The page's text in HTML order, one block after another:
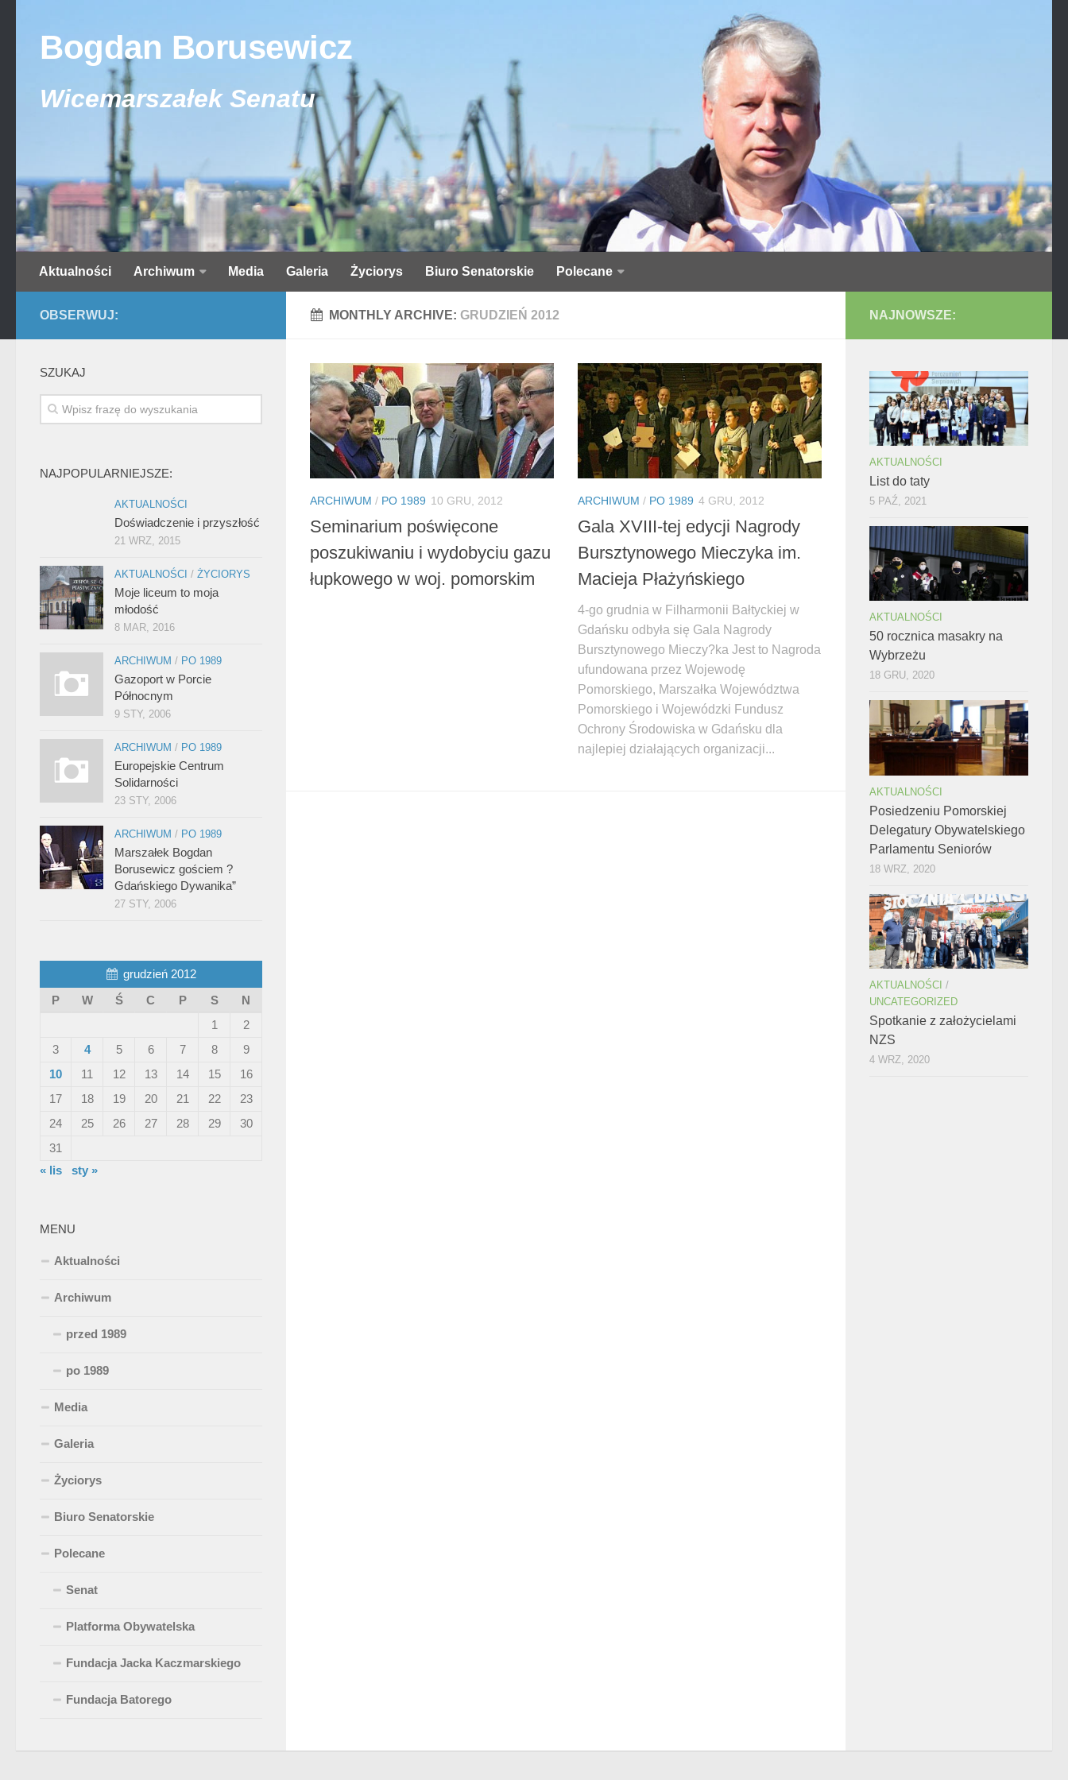
Bogdan Borusewicz
Wicemarszałek Senatu
Aktualności Archiwum Media Galeria Życiorys Biuro Senatorskie Polecane
MONTHLY ARCHIVE: GRUDZIEŃ 2012
ARCHIWUM / PO 1989 10 GRU, 2012
Seminarium poświęcone
poszukiwaniu i wydobyciu gazu
łupkowego w woj. pomorskim
ARCHIWUM / PO 1989 4 GRU, 2012
Gala XVIII-tej edycji Nagrody
Bursztynowego Mieczyka im.
Macieja Płażyńskiego
4-go grudnia w Filharmonii Bałtyckiej w
Gdańsku odbyła się Gala Nagrody
Bursztynowego Mieczy?ka Jest to Nagroda
ufundowana przez Wojewodę
Pomorskiego, Marszałka Województwa
Pomorskiego i Wojewódzki Fundusz
Ochrony Środowiska w Gdańsku dla
najlepiej działających organizacji...
OBSERWUJ:
SZUKAJ
NAJPOPULARNIEJSZE:
AKTUALNOŚCI
Doświadczenie i przyszłość
21 WRZ, 2015
AKTUALNOŚCI / ŻYCIORYS
Moje liceum to moja
młodość
8 MAR, 2016
ARCHIWUM / PO 1989
Gazoport w Porcie
Północnym
9 STY, 2006
ARCHIWUM / PO 1989
Europejskie Centrum
Solidarności
23 STY, 2006
ARCHIWUM / PO 1989
Marszałek Bogdan
Borusewicz gościem ?
Gdańskiego Dywanika”
27 STY, 2006
grudzień 2012
P
W Ś C P S
N
1
2
3
4 5 6 7 8
9
10
11 12 13 14 15
16
17
18 19 20 21 22
23
24
25 26 27 28 29
30
31
« lis
sty »
MENU
Aktualności
Archiwum
przed 1989
po 1989
Media
Galeria
Życiorys
Biuro Senatorskie
Polecane
Senat
Platforma Obywatelska
Fundacja Jacka Kaczmarskiego
Fundacja Batorego
NAJNOWSZE:
AKTUALNOŚCI
List do taty
5 PAŹ, 2021
AKTUALNOŚCI
50 rocznica masakry na
Wybrzeżu
18 GRU, 2020
AKTUALNOŚCI
Posiedzeniu Pomorskiej
Delegatury Obywatelskiego
Parlamentu Seniorów
18 WRZ, 2020
AKTUALNOŚCI /
UNCATEGORIZED
Spotkanie z założycielami
NZS
4 WRZ, 2020